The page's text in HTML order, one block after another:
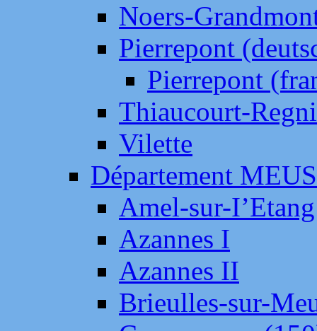
Noers-
Pierrepont
Pierrepont
Thiaucourt-
Vilette
Département
Amel-sur-
Azannes I
Azannes II
Brieulles-sur-